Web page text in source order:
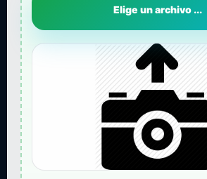
Elige un archivo ...